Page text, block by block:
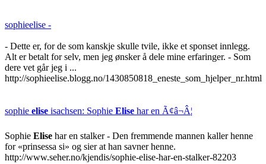
sophieelise -
- Dette er, for de som kanskje skulle tvile, ikke et sponset innlegg.
Alt er betalt for selv, men jeg ønsker å dele mine erfaringer. - Som
dere vet går jeg i ...
http://sophieelise.blogg.no/1430850818_eneste_som_hjelper_nr.html
sophie elise isachsen: Sophie Elise har en Ã¢â¬Â¦
Sophie Elise har en stalker - Den fremmende mannen kaller henne
for «prinsessa si» og sier at han savner henne.
http://www.seher.no/kjendis/sophie-elise-har-en-stalker-82203